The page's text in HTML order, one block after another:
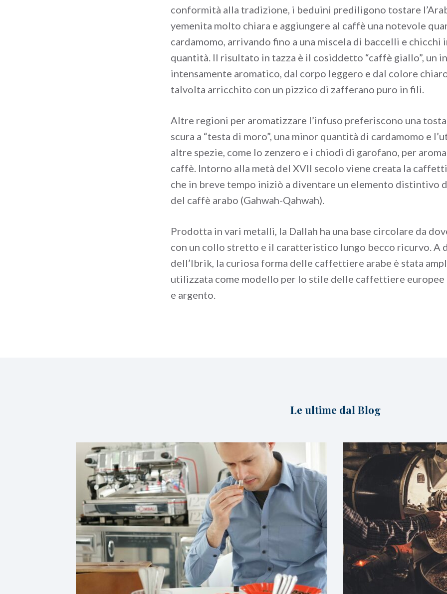
conformità alla tradizione, i beduini prediligono tostare
yemenita molto chiara e aggiungere al caffè una notevole
cardamomo, arrivando fino a una miscela di baccelli e chicchi
quantità. Il risultato in tazza è il cosiddetto “caffè giallo”, un
intensamente aromatico, dal corpo leggero e dal colore
talvolta arricchito con un pizzico di zafferano puro in fili.
Altre regioni per aromatizzare l’infuso preferiscono una
scura a “testa di moro”, una minor quantità di cardamomo e
altre spezie, come lo zenzero e i chiodi di garofano, per
caffè. Intorno alla metà del XVII secolo viene creata la
che in breve tempo iniziò a diventare un elemento distintivo
del caffè arabo (Gahwah-Qahwah).
Prodotta in vari metalli, la Dallah ha una base circolare da
con un collo stretto e il caratteristico lungo becco ricurvo. A
dell’Ibrik, la curiosa forma delle caffettiere arabe è stata
utilizzata come modello per lo stile delle caffettiere europee
e argento.
Le ultime dal Blog